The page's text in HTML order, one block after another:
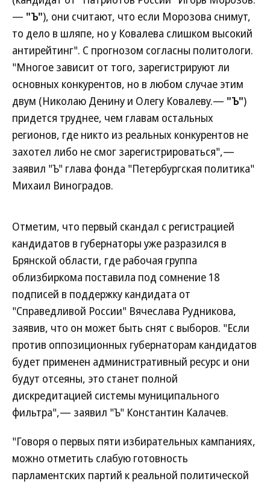
— "Ъ"), они считают, что если Морозова снимут,
то дело в шляпе, но у Ковалева слишком высокий
антирейтинг". С прогнозом согласны политологи.
"Многое зависит от того, зарегистрируют ли
основных конкурентов, но в любом случае этим
двум (Николаю Денину и Олегу Ковалеву.— "Ъ")
придется труднее, чем главам остальных
регионов, где никто из реальных конкурентов не
захотел либо не смог зарегистрироваться",—
заявил "Ъ" глава фонда "Петербургская политика"
Михаил Виноградов.
Отметим, что первый скандал с регистрацией
кандидатов в губернаторы уже разразился в
Брянской области, где рабочая группа
облизбиркома поставила под сомнение 18
подписей в поддержку кандидата от
"Справедливой России" Вячеслава Рудникова,
заявив, что он может быть снят с выборов. "Если
против оппозиционных губернаторам кандидатов
будет применен административный ресурс и они
будут отсеяны, это станет полной
дискредитацией системы муниципального
фильтра",— заявил "Ъ" Константин Калачев.
"Говоря о первых пяти избирательных кампаниях,
можно отметить слабую готовность
парламентских партий к реальной политической